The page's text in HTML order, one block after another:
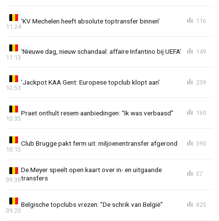
‘KV Mechelen heeft absolute toptransfer binnen’
11:24
116
‘Nieuwe dag, nieuw schandaal: affaire Infantino bij UEFA’
11:13
149
‘Jackpot KAA Gent: Europese topclub klopt aan’
10:53
239
Praet onthult resem aanbiedingen: “Ik was verbaasd”
10:35
160
Club Brugge pakt ferm uit: miljoenentransfer afgerond
10:15
390
De Meyer speelt open kaart over in- en uitgaande
transfers
09:38
57
Belgische topclubs vrezen: "De schrik van België"
09:20
825